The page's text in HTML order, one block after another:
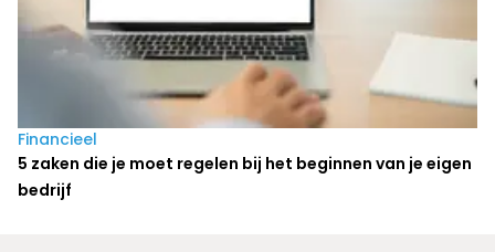
Financieel
5 zaken die je moet regelen bij het beginnen van je eigen
bedrijf